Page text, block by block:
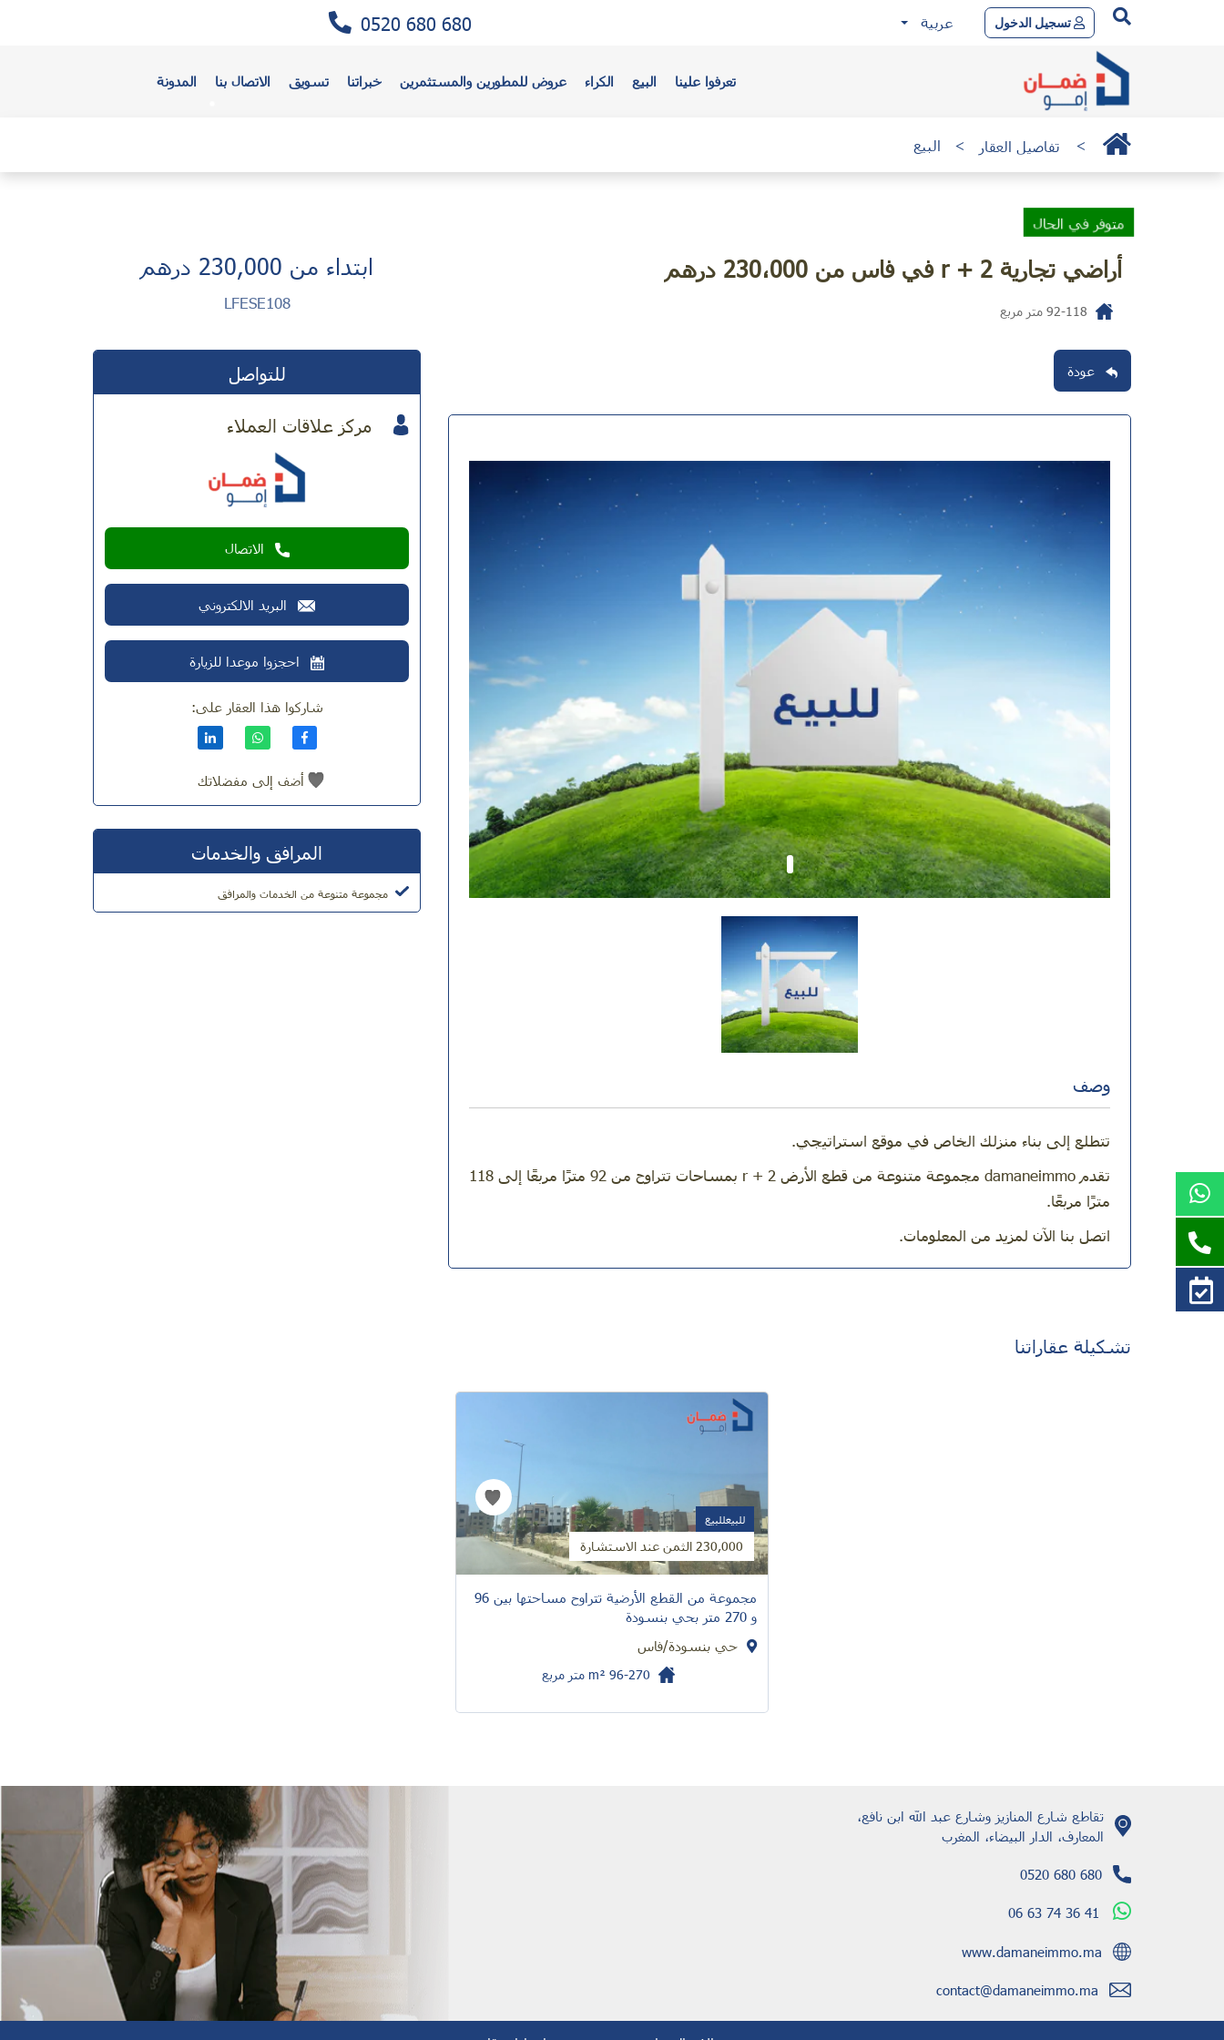
0520 680 680 تسجيل الدخول عربية
تعرفوا علينا البيع الكراء عروض للمطورين والمستثمرين خبراتنا تسويق الاتصال بنا المدونة
> تفاصيل العقار > البيع
متوفر في الحال
أراضي تجارية r + 2 في فاس من 230،000 درهم
متر مربع
ابتداء من 230,000 درهم
LFESE108
عودة
وصف
تتطلع إلى بناء منزلك الخاص في موقع استراتيجي.
تقدم damaneimmo مجموعة متنوعة من قطع الأرض r + 2 بمساحات تتراوح من 92 مترًا مربعًا إلى 118
مترًا مربعًا.
اتصل بنا الآن لمزيد من المعلومات.
للتواصل
مركز علاقات العملاء
الاتصال
البريد الالكتروني
احجزوا موعدا للزيارة
شاركوا هذا العقار على:
أضف إلى مفضلاتك
المرافق والخدمات
مجموعة متنوعة من الخدمات والمرافق
تشكيلة عقاراتنا
للبيعللبيع
230,000 الثمن عند الاستشارة
مجموعة من القطع الأرضية تتراوح مساحتها بين 96
و 270 متر بحي بنسودة
حي بنسودة/فاس
متر مربع
تقاطع شارع المنازيز وشارع عبد الله ابن نافع،
المعارف، الدار البيضاء، المغرب
0520 680 680
06 63 74 36 41
www.damaneimmo.ma
contact@damaneimmo.ma